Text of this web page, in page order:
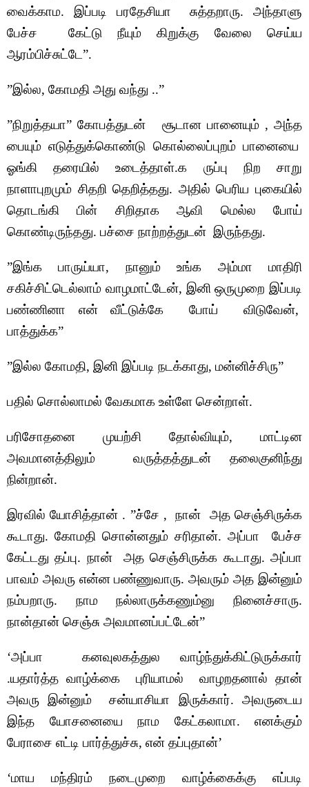
வைக்காம. இப்படி பரதேசியா சுத்தறாரு. அந்தாளு
பேச்ச கேட்டு நீயும் கிறுக்கு வேலை செய்ய
ஆரம்பிச்சுட்டே”.
”இல்ல, கோமதி அது வந்து ..”
”நிறுத்தயா” கோபத்துடன் சூடான பானையும் , அந்த
பையும் எடுத்துக்கொண்டு கொல்லைப்புறம் பானையை
ஓங்கி தரையில் உடைத்தாள்.க ருப்பு நிற சாறு
நாளாபுறமும் சிதறி தெறித்தது. அதில் பெரிய புகையில்
தொடங்கி பின் சிறிதாக ஆவி மெல்ல போய்
கொண்டிருந்தது. பச்சை நாற்றத்துடன் இருந்தது.
”இங்க பாருய்யா, நானும் உங்க அம்மா மாதிரி
சகிச்சிட்டெல்லாம் வாழமாட்டேன், இனி ஒருமுறை இப்படி
பண்ணினா என் வீட்டுக்கே போய் விடுவேன்,
பாத்துக்க”
”இல்ல கோமதி, இனி இப்படி நடக்காது, மன்னிச்சிரு”
பதில் சொல்லாமல் வேகமாக உள்ளே சென்றாள்.
பரிசோதனை முயற்சி தோல்வியும், மாட்டின
அவமானத்திலும் வருத்தத்துடன் தலைகுனிந்து
நின்றான்.
இரவில் யோசித்தான் . ”ச்சே , நான் அத செஞ்சிருக்க
கூடாது. கோமதி சொன்னதும் சரிதான். அப்பா பேச்ச
கேட்டது தப்பு. நான் அத செஞ்சிருக்க கூடாது. அப்பா
பாவம் அவரு என்ன பண்ணுவாரு. அவரும் அத இன்னும்
நம்பறாரு. நாம நல்லாருக்கணும்னு நினைச்சாரு.
நான்தான் செஞ்சு அவமானப்பட்டேன்”
‘அப்பா கனவுலகத்துல வாழ்ந்துக்கிட்டுருக்கார்
.யதார்த்த வாழ்க்கை புரியாமல் வாழறதனால் தான்
அவரு இன்னும் சன்யாசியா இருக்கார். அவருடைய
இந்த யோசனையை நாம கேட்கலாமா. எனக்கும்
பேராசை எட்டி பார்த்துச்சு, என் தப்புதான்’
‘மாய மந்திரம் நடைமுறை வாழ்க்கைக்கு எப்படி